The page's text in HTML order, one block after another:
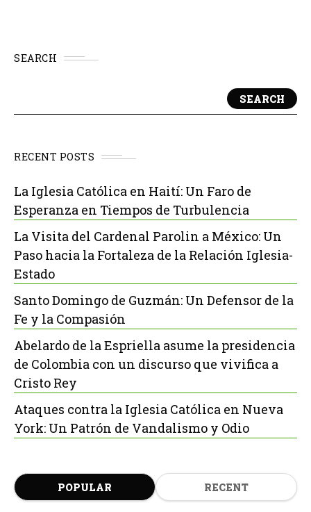
SEARCH
SEARCH
RECENT POSTS
La Iglesia Católica en Haití: Un Faro de
Esperanza en Tiempos de Turbulencia
La Visita del Cardenal Parolin a México: Un
Paso hacia la Fortaleza de la Relación Iglesia-
Estado
Santo Domingo de Guzmán: Un Defensor de la
Fe y la Compasión
Abelardo de la Espriella asume la presidencia
de Colombia con un discurso que vivifica a
Cristo Rey
Ataques contra la Iglesia Católica en Nueva
York: Un Patrón de Vandalismo y Odio
POPULAR RECENT